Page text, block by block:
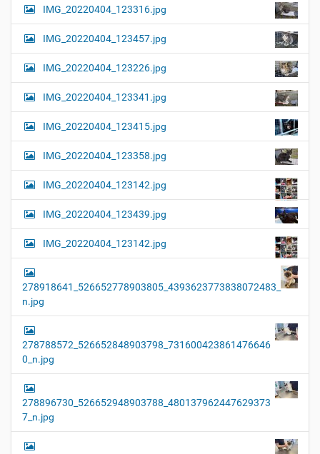
e
…
o
n
IMG_20220404_123316.jpg
IMG_20220404_123457.jpg
IMG_20220404_123226.jpg
IMG_20220404_123341.jpg
IMG_20220404_123415.jpg
IMG_20220404_123358.jpg
IMG_20220404_123142.jpg
IMG_20220404_123439.jpg
IMG_20220404_123142.jpg
278918641_526652778903805_4393623773838072483_
n.jpg
278788572_526652848903798_731600423861476646
0_n.jpg
278896730_526652948903788_480137962447629373
7_n.jpg